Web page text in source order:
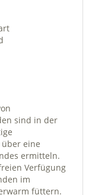
sind in der
eine
ermitteln.
Verfügung
im
füttern.